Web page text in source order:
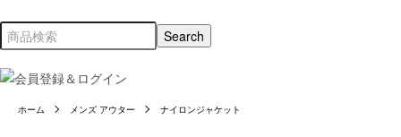
ホーム メンズ アウター ナイロンジャケット